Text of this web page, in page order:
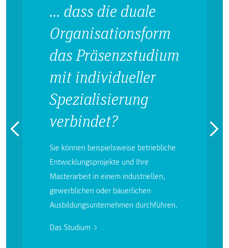
… dass die duale
Organisationsform
das Präsenzstudium
mit individueller
Spezialisierung
verbindet?
Sie können beispielsweise betriebliche
Entwicklungsprojekte und Ihre
Masterarbeit in einem industriellen,
gewerblichen oder bäuerlichen
Ausbildungsunternehmen durchführen.
Das Studium